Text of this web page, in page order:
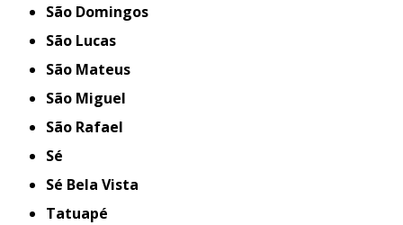
São Domingos
São Lucas
São Mateus
São Miguel
São Rafael
Sé
Sé Bela Vista
Tatuapé